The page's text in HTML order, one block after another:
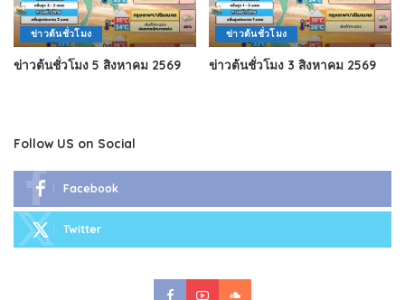
ข่าวต้นชั่วโมง
ข่าวต้นชั่วโมง 5 สิงหาคม 2569
ข่าวต้นชั่วโมง
ข่าวต้นชั่วโมง 3 สิงหาคม 2569
Follow US on Social
Facebook
Twitter